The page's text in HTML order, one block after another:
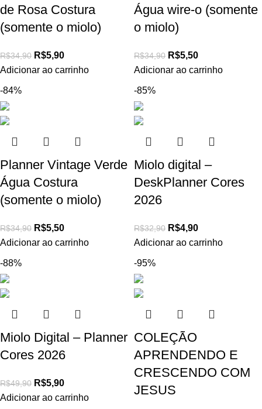
de Rosa Costura
(somente o miolo)
R$34,90 R$5,90
Adicionar ao carrinho
Água wire-o (somente
o miolo)
R$34,90 R$5,50
Adicionar ao carrinho
-84%
Planner Vintage Verde
Água Costura
(somente o miolo)
R$34,90 R$5,50
Adicionar ao carrinho
-85%
Miolo digital –
DeskPlanner Cores
2026
R$32,90 R$4,90
Adicionar ao carrinho
-88%
Miolo Digital – Planner
Cores 2026
R$49,90 R$5,90
Adicionar ao carrinho
-95%
COLEÇÃO
APRENDENDO E
CRESCENDO COM
JESUS